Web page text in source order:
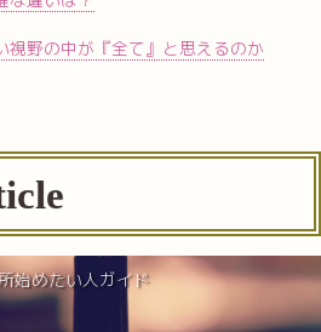
視野の中が『全て』と思えるのか
始めたい人ガイド